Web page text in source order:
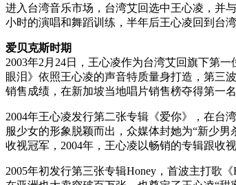
进入台湾音乐市场，台湾艾回选中王心凌，并
小时的演唱和舞蹈训练，半年后王心凌回到台
爱贝克斯时期
2003年2月24日，王心凌作为台湾艾回旗下第
眼泪》依照王心凌的声音特质量身打造，第三
销售成绩，在新加坡当地唱片销售榜夺得第一
2004年王心凌发行第二张专辑《爱你》，在台
服少女的形象脱颖而出，众媒体封她为“新少
收视冠军，2004年，王心凌以畅销的专辑跟收
2005年初发行第三张专辑Honey，首波主打歌